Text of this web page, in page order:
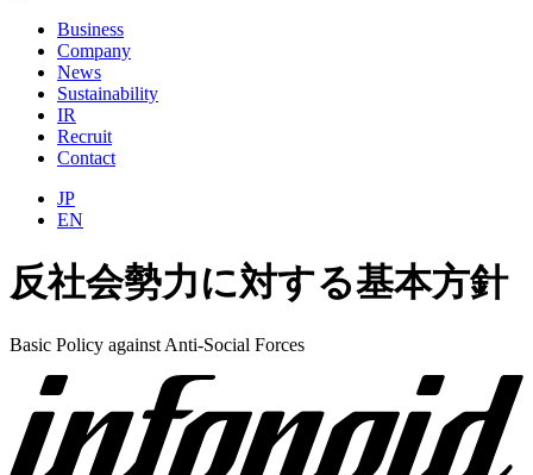
Business
Company
News
Sustainability
IR
Recruit
Contact
JP
EN
反社会勢力に対する基本方針
Basic Policy against Anti-Social Forces